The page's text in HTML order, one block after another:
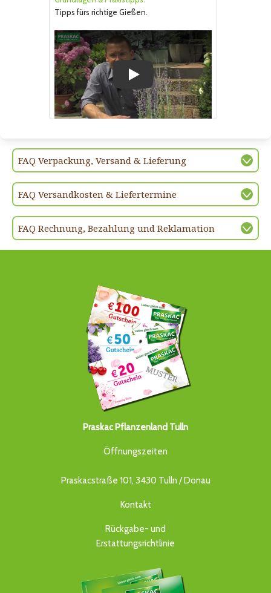
Tipps fürs richtige Gießen.
FAQ Verpackung, Versand & Lieferung
FAQ Versandkosten & Liefertermine
FAQ Rechnung, Bezahlung und Reklamation
Praskac Pflanzenland Tulln
Öffnungszeiten
Praskacstraße 101, 3430 Tulln / Donau
Kontakt
Rückgabe- und
Erstattungsrichtlinie